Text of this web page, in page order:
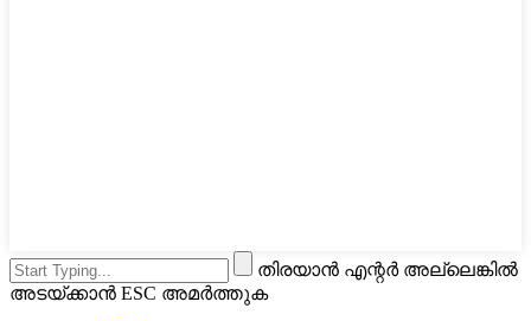
തിരയാൻ എന്റർ അല്ലെങ്കിൽ
അടയ്‌ക്കാൻ ESC അമർത്തുക